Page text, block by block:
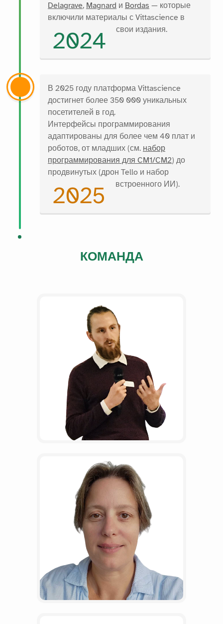
Delagrave, Magnard и Bordas — которые
включили материалы с Vittascience в
свои издания.
2024
В 2025 году платформа Vittascience
достигнет более 350 000 уникальных
посетителей в год.
Интерфейсы программирования
адаптированы для более чем 40 плат и
роботов, от младших (см. набор
программирования для CM1/CM2) до
продвинутых (дрон Tello и набор
встроенного ИИ).
2025
КОМАНДА